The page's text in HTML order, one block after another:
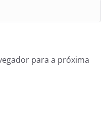
para a próxima